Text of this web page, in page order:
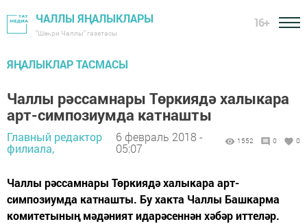
ЧАЛЛЫ ЯҢАЛЫКЛАРЫ
"Шәһри Чаллы" газетасы
16+
ЯҢАЛЫКЛАР ТАСМАСЫ
Чаллы рәссамнары Төркиядә халыкара
арт-симпозиумда катнашты
Главный редактор
филиала,
6 февраль 2018 -
05:07
1552 0 0
Чаллы рәссамнары Төркиядә халыкара арт-
симпозиумда катнашты. Бу хакта Чаллы Башкарма
комитетының мәдәният идарәсеннән хәбәр иттеләр.